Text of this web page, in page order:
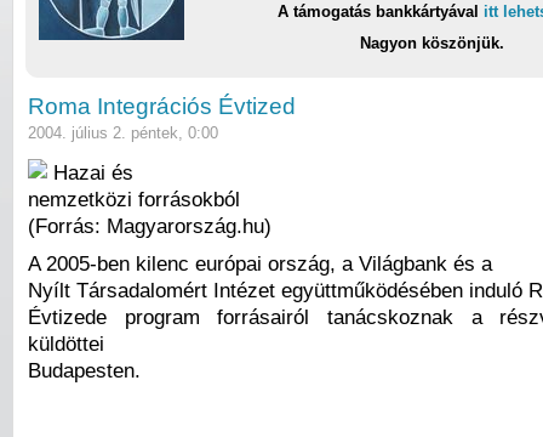
A támogatás bankkártyával itt
Nagyon köszönjük.
Roma Integrációs Évtized
2004. július 2. péntek, 0:00
Hazai és
nemzetközi forrásokból
(Forrás: Magyarország.hu)
A 2005-ben kilenc európai ország, a Világbank és a
Nyílt Társadalomért Intézet együttműködésében induló
Évtizede program forrásairól tanácskoznak a
küldöttei
Budapesten.